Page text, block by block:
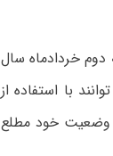
خردادماه سال
با استفاده از
وضعیت خود مطلع